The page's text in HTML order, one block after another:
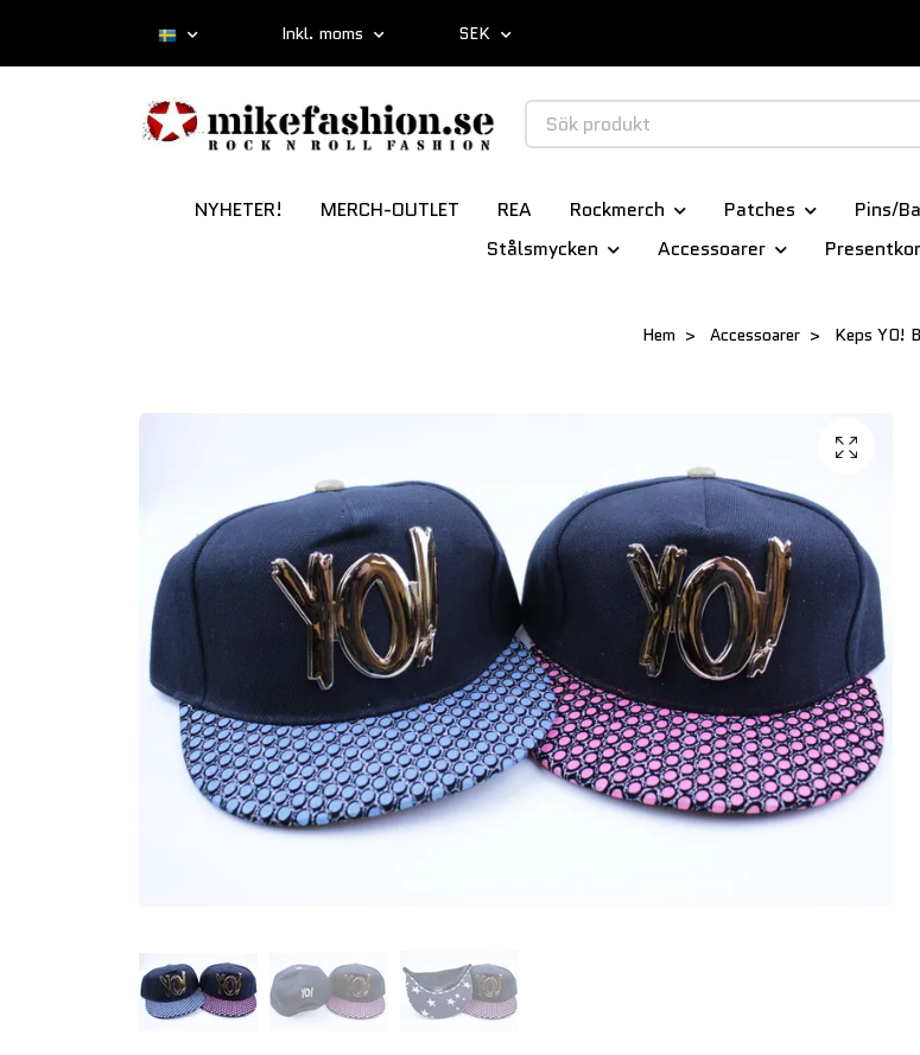
Inkl. moms SEK
NYHETER! MERCH-OUTLET REA Rockmerch Patches Pins/
Stålsmycken
Accessoarer
Hem Accessoarer Keps YO!